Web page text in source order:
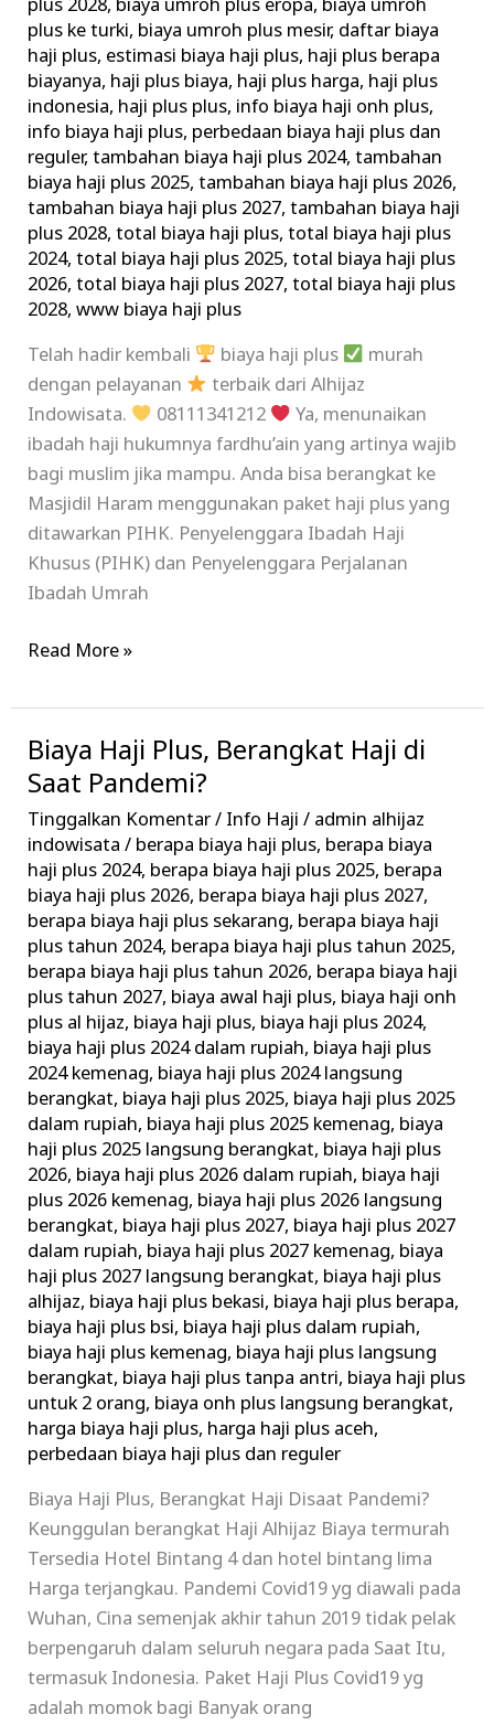
plus 2028, biaya umroh plus eropa, biaya umroh
plus ke turki, biaya umroh plus mesir, daftar biaya
haji plus, estimasi biaya haji plus, haji plus berapa
biayanya, haji plus biaya, haji plus harga, haji plus
indonesia, haji plus plus, info biaya haji onh plus,
info biaya haji plus, perbedaan biaya haji plus dan
reguler,tambahan biaya haji plus 2024,tambahan
biaya haji plus 2025,tambahan biaya haji plus 2026,
tambahan biaya haji plus 2027,tambahan biaya haji
plus 2028,total biaya haji plus,total biaya haji plus
2024,total biaya haji plus 2025,total biaya haji plus
2026,total biaya haji plus 2027,total biaya haji plus
2028,www biaya haji plus
Telah hadir kembali
biaya haji plus
murah
dengan pelayanan
terbaik dari Alhijaz
Indowisata.
08111341212
Ya, menunaikan
ibadah haji hukumnya fardhu’ain yang artinya wajib
bagi muslim jika mampu. Anda bisa berangkat ke
Masjidil Haram menggunakan paket haji plus yang
ditawarkan PIHK. Penyelenggara Ibadah Haji
Khusus (PIHK) dan Penyelenggara Perjalanan
Ibadah Umrah
Read More »
Biaya Haji Plus, Berangkat Haji di
Saat Pandemi?
Tinggalkan Komentar/ Info Haji / admin alhijaz
indowisata/ berapa biaya haji plus, berapa biaya
haji plus 2024, berapa biaya haji plus 2025, berapa
biaya haji plus 2026, berapa biaya haji plus 2027,
berapa biaya haji plus sekarang, berapa biaya haji
plus tahun 2024, berapa biaya haji plus tahun 2025,
berapa biaya haji plus tahun 2026, berapa biaya haji
plus tahun 2027, biaya awal haji plus, biaya haji onh
plus al hijaz, biaya haji plus, biaya haji plus 2024,
biaya haji plus 2024 dalam rupiah, biaya haji plus
2024 kemenag, biaya haji plus 2024 langsung
berangkat, biaya haji plus 2025, biaya haji plus 2025
dalam rupiah, biaya haji plus 2025 kemenag, biaya
haji plus 2025 langsung berangkat, biaya haji plus
2026, biaya haji plus 2026 dalam rupiah, biaya haji
plus 2026 kemenag, biaya haji plus 2026 langsung
berangkat, biaya haji plus 2027, biaya haji plus 2027
dalam rupiah, biaya haji plus 2027 kemenag, biaya
haji plus 2027 langsung berangkat, biaya haji plus
alhijaz, biaya haji plus bekasi, biaya haji plus berapa,
biaya haji plus bsi, biaya haji plus dalam rupiah,
biaya haji plus kemenag, biaya haji plus langsung
berangkat, biaya haji plus tanpa antri, biaya haji plus
untuk 2 orang, biaya onh plus langsung berangkat,
harga biaya haji plus, harga haji plus aceh,
perbedaan biaya haji plus dan reguler
Biaya Haji Plus, Berangkat Haji Disaat Pandemi?
Keunggulan berangkat Haji Alhijaz Biaya termurah
Tersedia Hotel Bintang 4 dan hotel bintang lima
Harga terjangkau. Pandemi Covid19 yg diawali pada
Wuhan, Cina semenjak akhir tahun 2019 tidak pelak
berpengaruh dalam seluruh negara pada Saat Itu,
termasuk Indonesia. Paket Haji Plus Covid19 yg
adalah momok bagi Banyak orang
Biaya
Haji
Plus,
Berangkat
Haji
di
Saat
Pandemi?